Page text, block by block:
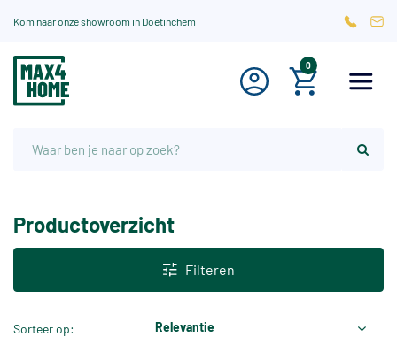
Kom naar onze showroom in Doetinchem
0
Productoverzicht
Filteren
Sorteer op: Relevantie